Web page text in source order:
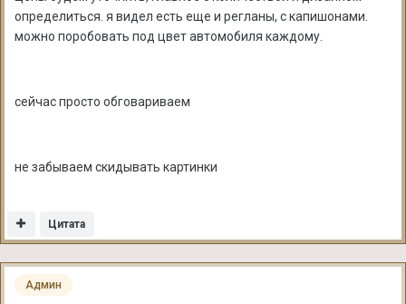
определиться. я видел есть еще и регланы, с капишонами.
можно поробовать под цвет автомобиля каждому.
сейчас просто обговариваем
не забываем скидывать картинки
Цитата
Админ